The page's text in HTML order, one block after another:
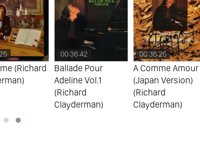
Flor De Piel
Pour
Vol.1
00:36:25
A Comme Amour
(Japan Version)
(Richard
Clayderman)
00:57:28
Lettre A Ma Mere
(Richard
Clayderman)